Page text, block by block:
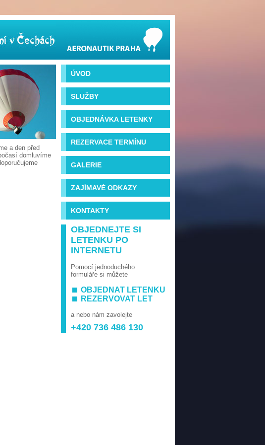
a den před
domluvíme
ÚVOD
SLUŽBY
OBJEDNÁVKA LETENKY
REZERVACE TERMÍNU
GALERIE
ZAJÍMAVÉ ODKAZY
KONTAKTY
OBJEDNEJTE SI
LETENKU PO
INTERNETU
Pomocí jednoduchého
formuláře si můžete
OBJEDNAT LETENKU
REZERVOVAT LET
a nebo nám zavolejte
+420 736 486 130